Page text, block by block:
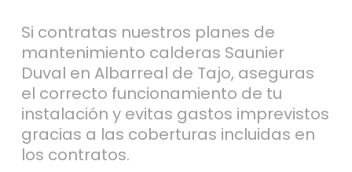
Si contratas nuestros planes de
mantenimiento calderas Saunier
Duval en Albarreal de Tajo, aseguras
el correcto funcionamiento de tu
instalación y evitas gastos imprevistos
gracias a las coberturas incluidas en
los contratos.